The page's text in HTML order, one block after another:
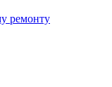
ремонту